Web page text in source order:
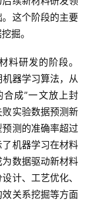
这个阶段的主要
掘。
料研发的阶段。
器学习算法，从
成”一文放上封
实验数据预测新
测的准确率超过
机器学习在材料
数据驱动新材料
计、工艺优化、
关系挖掘等方面